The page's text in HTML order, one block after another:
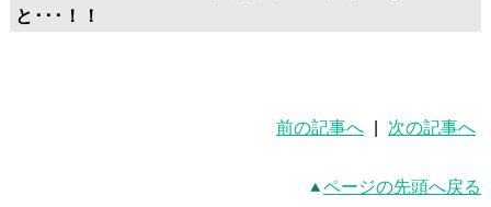
と･･･！！
前の記事へ 次の記事へ
ページの先頭へ戻る